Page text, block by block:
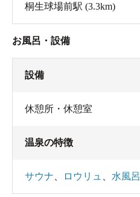
桐生球場前駅 (3.3km)
お風呂・設備
設備
休憩所・休憩室
温泉の特徴
サウナ ロウリュ 水風呂